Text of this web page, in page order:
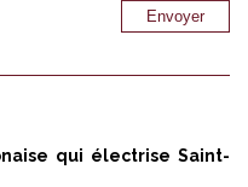
qui électrise Saint-